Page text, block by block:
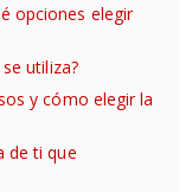
opciones elegir
utiliza?
y cómo elegir la
de ti que